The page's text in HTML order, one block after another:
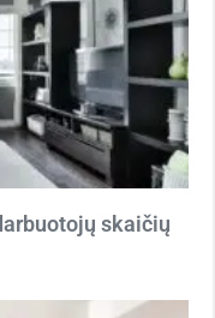
skaičių